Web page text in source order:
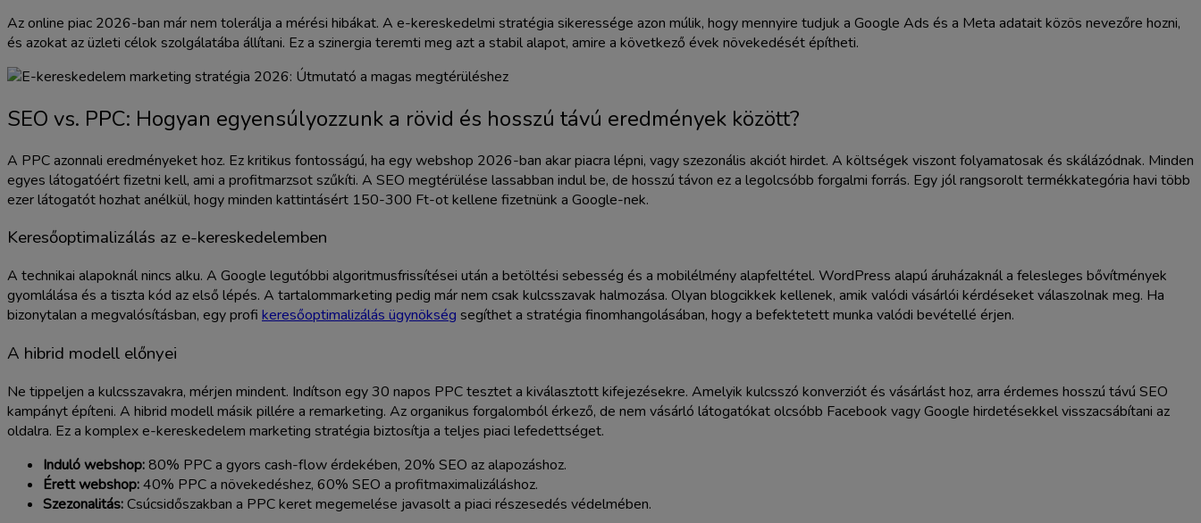
Az online piac 2026-ban már nem tolerálja a mérési hibákat. A e-kereskedelmi stratégia sikeressége azon múlik, hogy mennyire tudjuk a Google Ads és a Meta adatait közös nevezőre hozni,
és azokat az üzleti célok szolgálatába állítani. Ez a szinergia teremti meg azt a stabil alapot, amire a következő évek növekedését építheti.
SEO vs. PPC: Hogyan egyensúlyozzunk a rövid és hosszú távú eredmények között?
A PPC azonnali eredményeket hoz. Ez kritikus fontosságú, ha egy webshop 2026-ban akar piacra lépni, vagy szezonális akciót hirdet. A költségek viszont folyamatosak és skálázódnak. Minden
egyes látogatóért fizetni kell, ami a profitmarzsot szűkíti. A SEO megtérülése lassabban indul be, de hosszú távon ez a legolcsóbb forgalmi forrás. Egy jól rangsorolt termékkategória havi több
ezer látogatót hozhat anélkül, hogy minden kattintásért 150-300 Ft-ot kellene fizetnünk a Google-nek.
Keresőoptimalizálás az e-kereskedelemben
A technikai alapoknál nincs alku. A Google legutóbbi algoritmusfrissítései után a betöltési sebesség és a mobilélmény alapfeltétel. WordPress alapú áruházaknál a felesleges bővítmények
gyomlálása és a tiszta kód az első lépés. A tartalommarketing pedig már nem csak kulcsszavak halmozása. Olyan blogcikkek kellenek, amik valódi vásárlói kérdéseket válaszolnak meg. Ha
bizonytalan a megvalósításban, egy profi keresőoptimalizálás ügynökség segíthet a stratégia finomhangolásában, hogy a befektetett munka valódi bevétellé érjen.
A hibrid modell előnyei
Ne tippeljen a kulcsszavakra, mérjen mindent. Indítson egy 30 napos PPC tesztet a kiválasztott kifejezésekre. Amelyik kulcsszó konverziót és vásárlást hoz, arra érdemes hosszú távú SEO
kampányt építeni. A hibrid modell másik pillére a remarketing. Az organikus forgalomból érkező, de nem vásárló látogatókat olcsóbb Facebook vagy Google hirdetésekkel visszacsábítani az
oldalra. Ez a komplex e-kereskedelem marketing stratégia biztosítja a teljes piaci lefedettséget.
Induló webshop:80% PPC a gyors cash-flow érdekében, 20% SEO az alapozáshoz.
Érett webshop:40% PPC a növekedéshez, 60% SEO a profitmaximalizáláshoz.
Szezonalitás:Csúcsidőszakban a PPC keret megemelése javasolt a piaci részesedés védelmében.